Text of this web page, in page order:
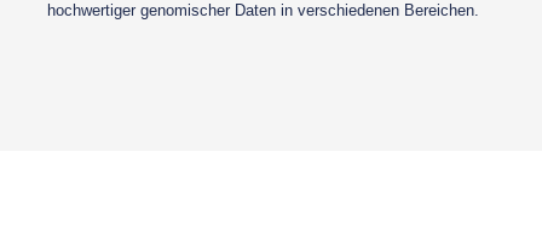
hochwertiger genomischer Daten in verschiedenen Bereichen.